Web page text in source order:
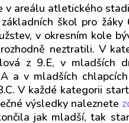
v areálu atletického
škol pro
v okresním kole
neztratili. V
z 9.E, v mladších
a v mladších
V každé kategorii
výsledky naleznete
jak mladší, tak